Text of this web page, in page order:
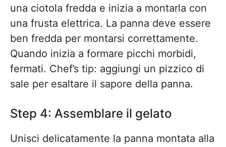
una ciotola fredda e inizia a montarla con
una frusta elettrica. La panna deve essere
ben fredda per montarsi correttamente.
Quando inizia a formare picchi morbidi,
fermati. Chef’s tip: aggiungi un pizzico di
sale per esaltare il sapore della panna.
Step 4: Assemblare il gelato
Unisci delicatamente la panna montata alla